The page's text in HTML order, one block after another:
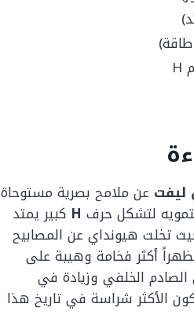
عن ملامح بصرية مستوحاة
H كبير يمتد
تخلت هيونداي عن المصابيح
أكثر فخامة وهيبة على
الخلفي وزيادة في
الأكثر شراسة في تاريخ هذا